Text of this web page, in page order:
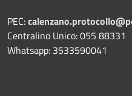
PEC:
Centralino Unico: 055 88331
Whatsapp: 3533590041